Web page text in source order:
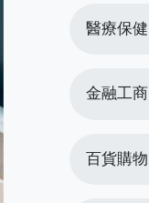
醫療保健
金融工商
百貨購物